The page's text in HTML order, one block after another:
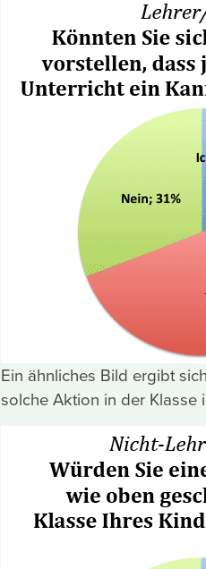
Ein ähnliches Bild ergibt
solche Aktion in der Klasse